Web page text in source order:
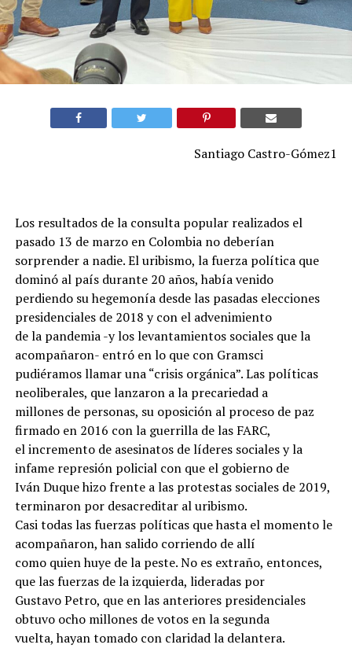
Santiago Castro-Gómez1
Los resultados de la consulta popular realizados el
pasado 13 de marzo en Colombia no deberían
sorprender a nadie. El uribismo, la fuerza política que
dominó al país durante 20 años, había venido
perdiendo su hegemonía desde las pasadas elecciones
presidenciales de 2018 y con el advenimiento
de la pandemia -y los levantamientos sociales que la
acompañaron- entró en lo que con Gramsci
pudiéramos llamar una “crisis orgánica”. Las políticas
neoliberales, que lanzaron a la precariedad a
millones de personas, su oposición al proceso de paz
firmado en 2016 con la guerrilla de las FARC,
el incremento de asesinatos de líderes sociales y la
infame represión policial con que el gobierno de
Iván Duque hizo frente a las protestas sociales de 2019,
terminaron por desacreditar al uribismo.
Casi todas las fuerzas políticas que hasta el momento le
acompañaron, han salido corriendo de allí
como quien huye de la peste. No es extraño, entonces,
que las fuerzas de la izquierda, lideradas por
Gustavo Petro, que en las anteriores presidenciales
obtuvo ocho millones de votos en la segunda
vuelta, hayan tomado con claridad la delantera.